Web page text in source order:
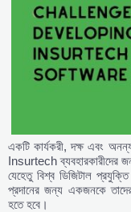
একটি কার্যকরী, দক্ষ এবং
Insurtech ব্যবহারকারীদের
যেহেতু বিশ্ব ডিজিটাল
প্রদানের জন্য একজনকে
হতে হবে।